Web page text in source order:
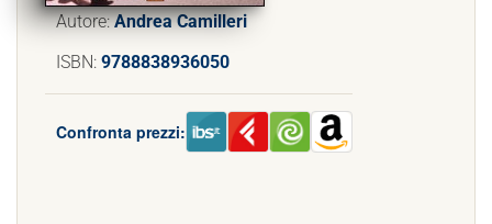
Autore:Andrea Camilleri
ISBN: 9788838936050
Confronta prezzi: